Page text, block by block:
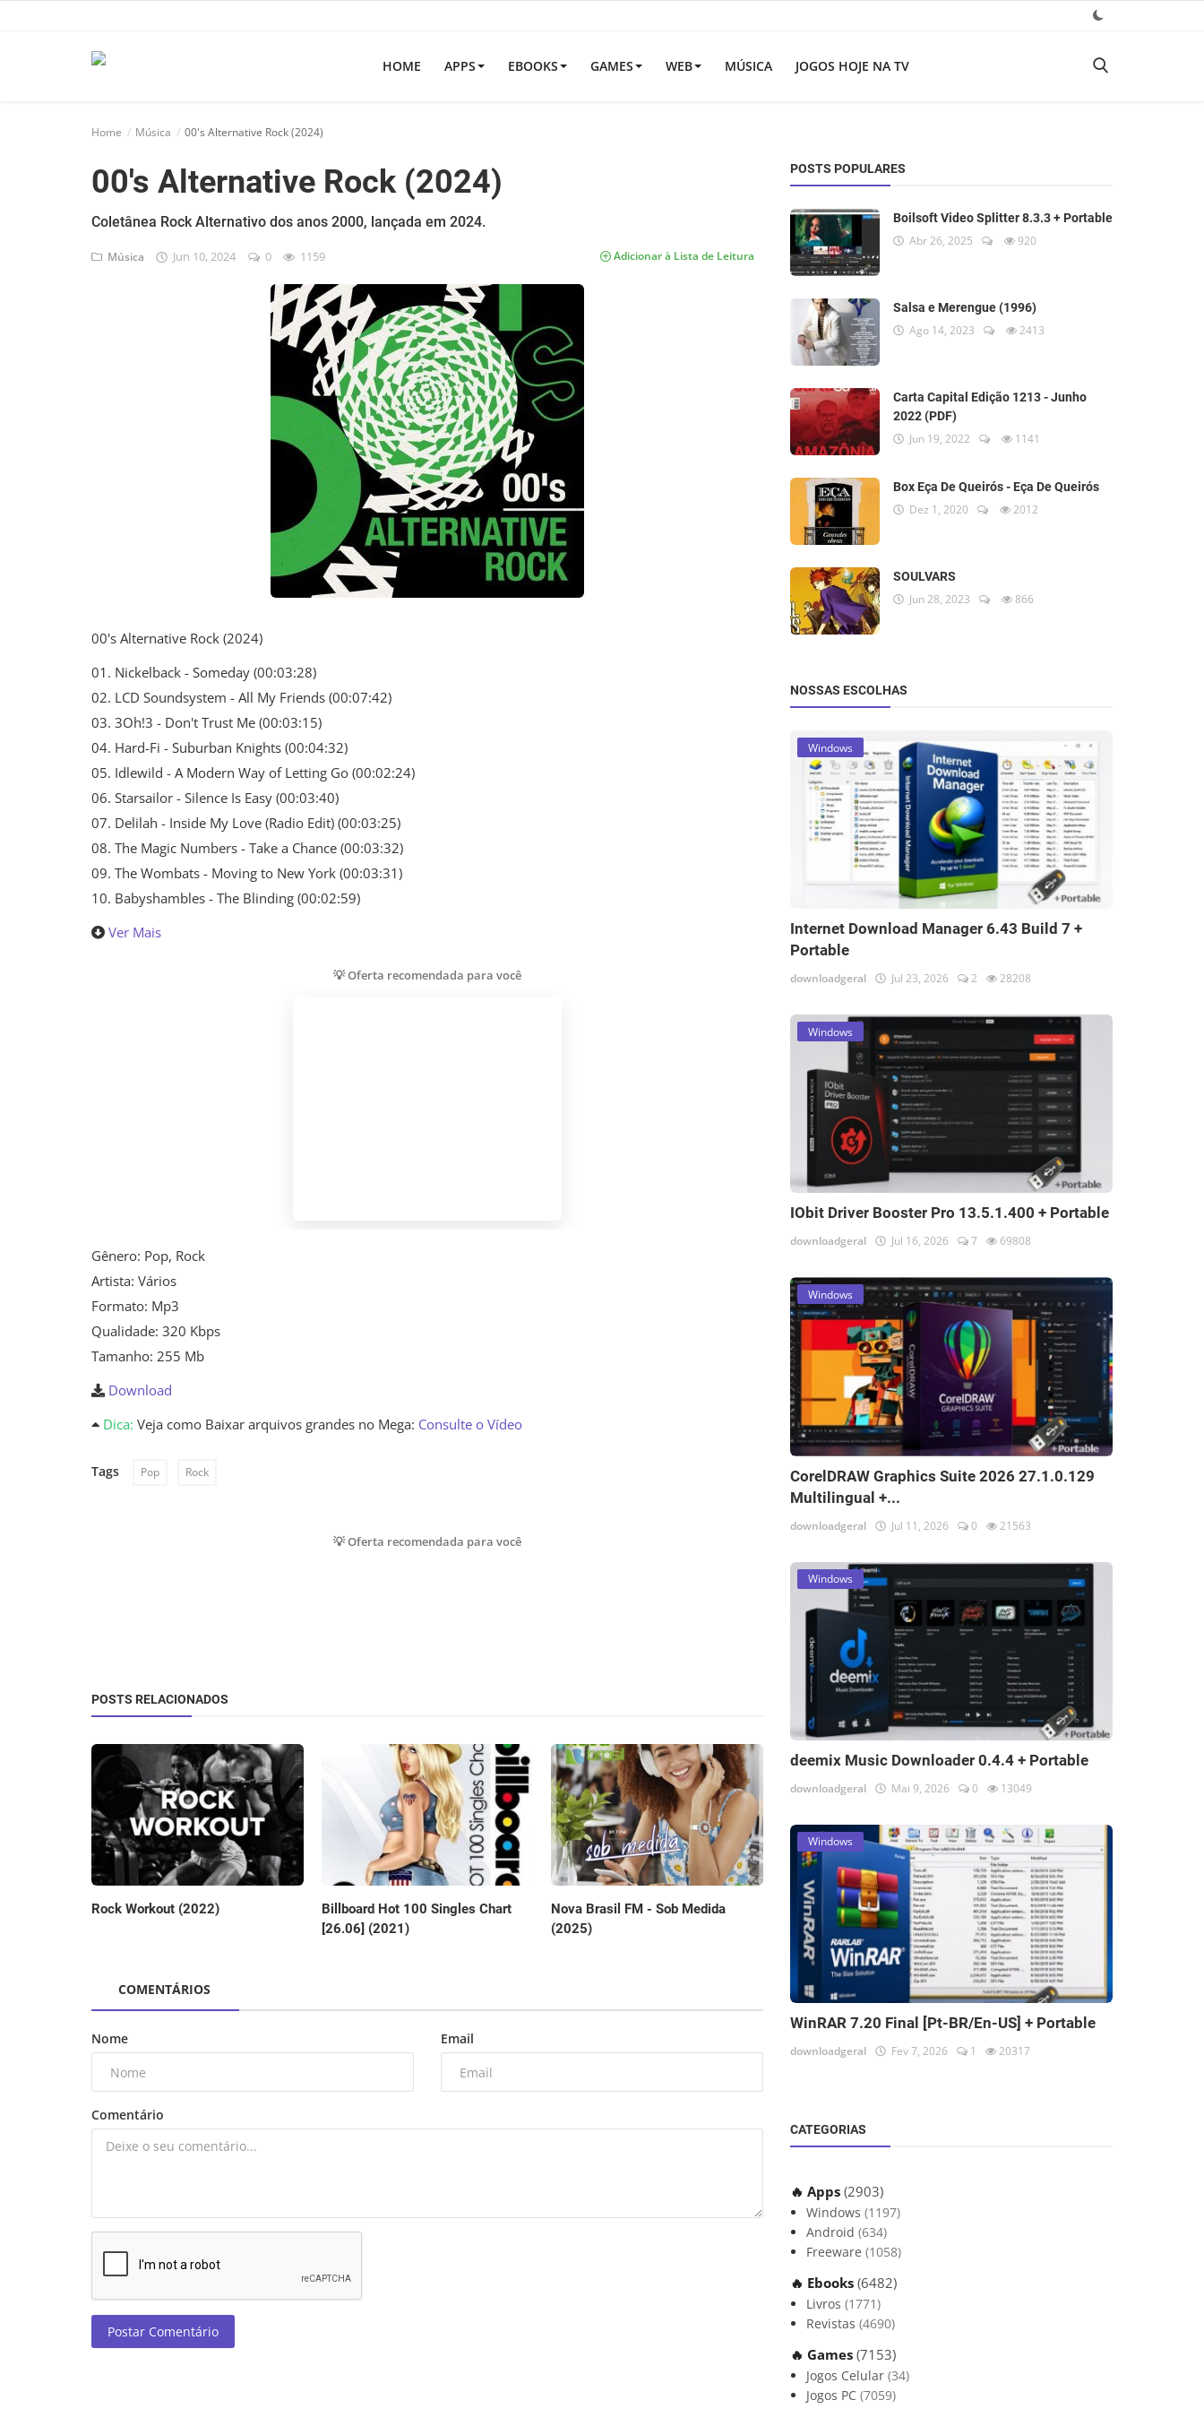
HOME APPS EBOOKS GAMES WEB MÚSICA JOGOS HOJE NA TV
Home Música 00's Alternative Rock (2024)
00's Alternative Rock (2024)
Coletânea Rock Alternativo dos anos 2000, lançada em 2024.
Música Jun 10, 2024 0 1159 Adicionar à Lista de Leitura
00's Alternative Rock (2024)
01. Nickelback - Someday (00:03:28)
02. LCD Soundsystem - All My Friends (00:07:42)
03. 3Oh!3 - Don't Trust Me (00:03:15)
04. Hard-Fi - Suburban Knights (00:04:32)
05. Idlewild - A Modern Way of Letting Go (00:02:24)
06. Starsailor - Silence Is Easy (00:03:40)
07. Delilah - Inside My Love (Radio Edit) (00:03:25)
08. The Magic Numbers - Take a Chance (00:03:32)
09. The Wombats - Moving to New York (00:03:31)
10. Babyshambles - The Blinding (00:02:59)
Ver Mais
💡 Oferta recomendada para você
Gênero: Pop, Rock
Artista: Vários
Formato: Mp3
Qualidade: 320 Kbps
Tamanho: 255 Mb
Download
Dica: Veja como Baixar arquivos grandes no Mega: Consulte o Vídeo
Tags Pop Rock
💡 Oferta recomendada para você
POSTS RELACIONADOS
Rock Workout (2022)
Billboard Hot 100 Singles Chart
[26.06] (2021)
Nova Brasil FM - Sob Medida
(2025)
COMENTÁRIOS
Nome Email
Comentário
Postar Comentário
POSTS POPULARES
Boilsoft Video Splitter 8.3.3 + Portable
Abr 26, 2025 920
Salsa e Merengue (1996)
Ago 14, 2023 2413
Carta Capital Edição 1213 - Junho
2022 (PDF)
Jun 19, 2022 1141
Box Eça De Queirós - Eça De Queirós
Dez 1, 2020 2012
SOULVARS
Jun 28, 2023 866
NOSSAS ESCOLHAS
Windows
Internet Download Manager 6.43 Build 7 +
Portable
downloadgeral Jul 23, 2026 2 28208
Windows
IObit Driver Booster Pro 13.5.1.400 + Portable
downloadgeral Jul 16, 2026 7 69808
Windows
CorelDRAW Graphics Suite 2026 27.1.0.129
Multilingual +...
downloadgeral Jul 11, 2026 0 21563
Windows
deemix Music Downloader 0.4.4 + Portable
downloadgeral Mai 9, 2026 0 13049
Windows
WinRAR 7.20 Final [Pt-BR/En-US] + Portable
downloadgeral Fev 7, 2026 1 20317
CATEGORIAS
🔥 Apps (2903)
Windows (1197)
Android (634)
Freeware (1058)
🔥 Ebooks (6482)
Livros (1771)
Revistas (4690)
🔥 Games (7153)
Jogos Celular (34)
Jogos PC (7059)